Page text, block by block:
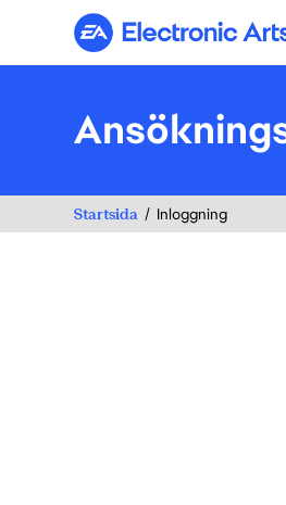
Electronic
Startsida Inloggning